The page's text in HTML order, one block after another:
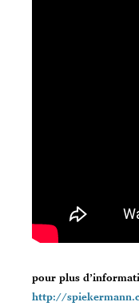
pour plus
http://